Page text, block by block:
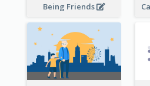
Being Friends